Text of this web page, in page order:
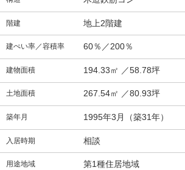
階建 地上2階建
建ぺい率／容積率 60％／200％
建物面積 194.33㎡ ／58.78坪
土地面積 267.54㎡ ／80.93坪
築年月 1995年3月（築31年）
入居時期 相談
用途地域 第1種住居地域